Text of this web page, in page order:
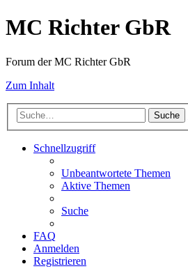
MC Richter GbR
Forum der MC Richter GbR
Zum Inhalt
Suche
Schnellzugriff
Unbeantwortete Themen
Aktive Themen
Suche
FAQ
Anmelden
Registrieren